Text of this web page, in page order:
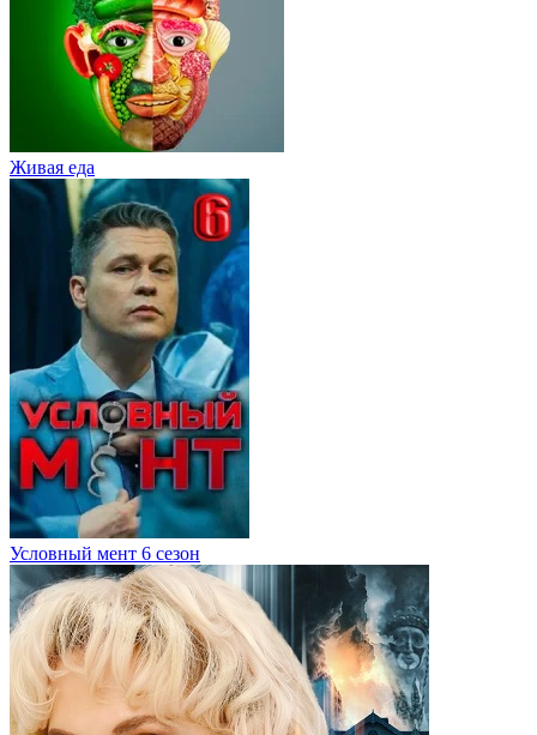
Живaя eдa
Условный мент 6 сезон